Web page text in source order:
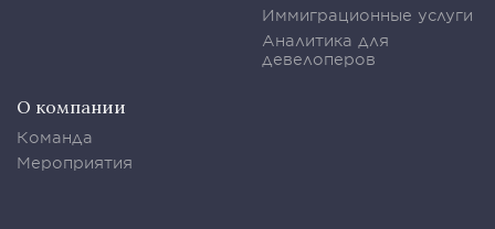
Иммиграционные услуги
Аналитика для
девелоперов
О компании
Команда
Мероприятия